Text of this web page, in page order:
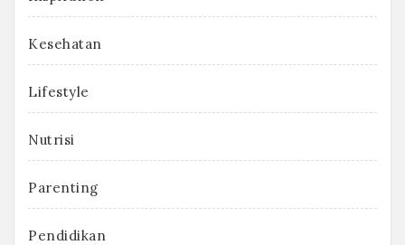
Kesehatan
Lifestyle
Nutrisi
Parenting
Pendidikan